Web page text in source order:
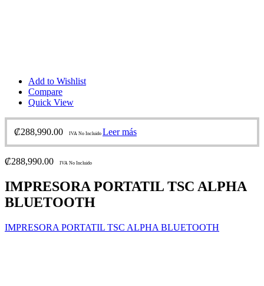
Add to Wishlist
Compare
Quick View
₡288,990.00 IVA No Incluido Leer más
₡288,990.00 IVA No Incluido
IMPRESORA PORTATIL TSC ALPHA
BLUETOOTH
IMPRESORA PORTATIL TSC ALPHA BLUETOOTH